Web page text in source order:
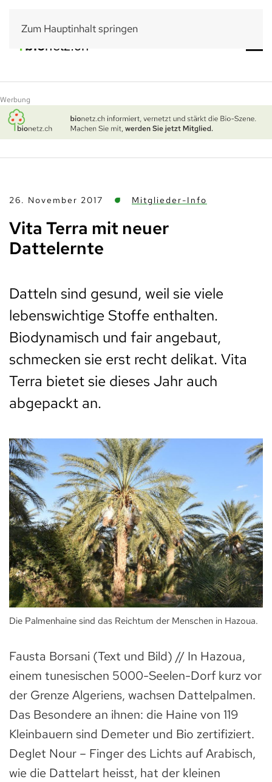
Zum Hauptinhalt springen
Werbung
26. November 2017 Mitglieder-Info
Vita Terra mit neuer
Dattelernte
Datteln sind gesund, weil sie viele
lebenswichtige Stoffe enthalten.
Biodynamisch und fair angebaut,
schmecken sie erst recht delikat. Vita
Terra bietet sie dieses Jahr auch
abgepackt an.
Die Palmenhaine sind das Reichtum der Menschen in Hazoua.
Fausta Borsani (Text und Bild) // In Hazoua,
einem tunesischen 5000-Seelen-Dorf kurz vor
der Grenze Algeriens, wachsen Dattelpalmen.
Das Besondere an ihnen: die Haine von 119
Kleinbauern sind Demeter und Bio zertifiziert.
Deglet Nour – Finger des Lichts auf Arabisch,
wie die Dattelart heisst, hat der kleinen